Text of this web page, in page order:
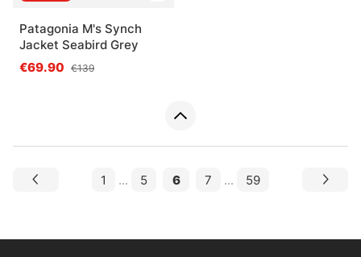
Patagonia M's Synch
Jacket Seabird Grey
€69.90 €139
1 ... 5 6 7 ... 59